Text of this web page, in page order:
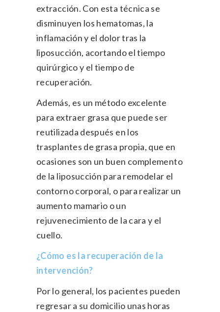
extracción. Con esta técnica se
disminuyen los hematomas, la
inflamación y el dolor tras la
liposucción, acortando el tiempo
quirúrgico y el tiempo de
recuperación.
Además, es un método excelente
para extraer grasa que puede ser
reutilizada después en los
trasplantes de grasa propia, que en
ocasiones son un buen complemento
de la liposucción para remodelar el
contorno corporal, o para realizar un
aumento mamario o un
rejuvenecimiento de la cara y el
cuello.
¿Cómo es la recuperación de la
intervención?
Por lo general, los pacientes pueden
regresar a su domicilio unas horas